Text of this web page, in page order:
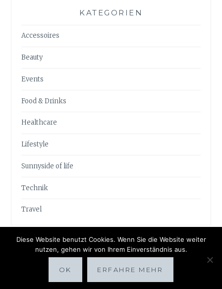
KATEGORIEN
Accessoires
Beauty
Events
Food & Drinks
Healthcare
Lifestyle
Sunnyside of life
Technik
Travel
Proudly powered by WordPress|Theme: Anissa by
Diese Website benutzt Cookies. Wenn Sie die Website weiter
nutzen, gehen wir von Ihrem Einverständnis aus.
OK ERFAHRE MEHR